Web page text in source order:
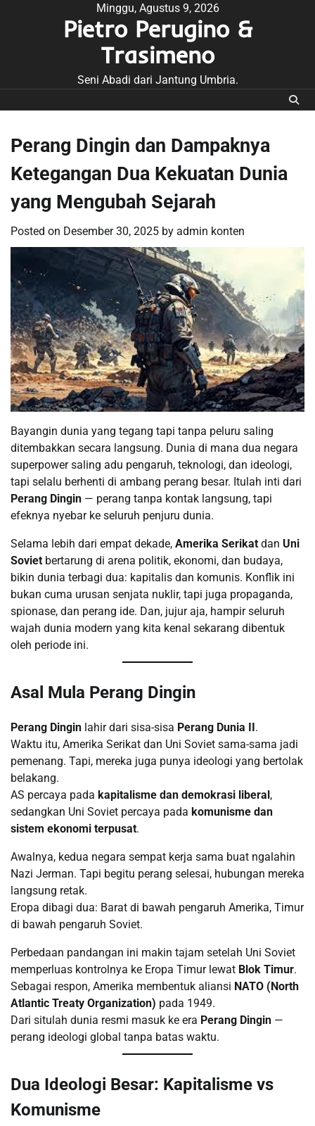
Minggu, Agustus 9, 2026
Pietro Perugino &
Trasimeno
Seni Abadi dari Jantung Umbria.
Perang Dingin dan Dampaknya
Ketegangan Dua Kekuatan Dunia
yang Mengubah Sejarah
Posted on Desember 30, 2025 by admin konten
Bayangin dunia yang tegang tapi tanpa peluru saling
ditembakkan secara langsung. Dunia di mana dua negara
superpower saling adu pengaruh, teknologi, dan ideologi,
tapi selalu berhenti di ambang perang besar. Itulah inti dari
Perang Dingin — perang tanpa kontak langsung, tapi
efeknya nyebar ke seluruh penjuru dunia.
Selama lebih dari empat dekade, Amerika Serikat dan Uni
Soviet bertarung di arena politik, ekonomi, dan budaya,
bikin dunia terbagi dua: kapitalis dan komunis. Konflik ini
bukan cuma urusan senjata nuklir, tapi juga propaganda,
spionase, dan perang ide. Dan, jujur aja, hampir seluruh
wajah dunia modern yang kita kenal sekarang dibentuk
oleh periode ini.
Asal Mula Perang Dingin
Perang Dingin lahir dari sisa-sisa Perang Dunia II.
Waktu itu, Amerika Serikat dan Uni Soviet sama-sama jadi
pemenang. Tapi, mereka juga punya ideologi yang bertolak
belakang.
AS percaya pada kapitalisme dan demokrasi liberal,
sedangkan Uni Soviet percaya pada komunisme dan
sistem ekonomi terpusat.
Awalnya, kedua negara sempat kerja sama buat ngalahin
Nazi Jerman. Tapi begitu perang selesai, hubungan mereka
langsung retak.
Eropa dibagi dua: Barat di bawah pengaruh Amerika, Timur
di bawah pengaruh Soviet.
Perbedaan pandangan ini makin tajam setelah Uni Soviet
memperluas kontrolnya ke Eropa Timur lewat Blok Timur.
Sebagai respon, Amerika membentuk aliansi NATO (North
Atlantic Treaty Organization) pada 1949.
Dari situlah dunia resmi masuk ke era Perang Dingin —
perang ideologi global tanpa batas waktu.
Dua Ideologi Besar: Kapitalisme vs
Komunisme